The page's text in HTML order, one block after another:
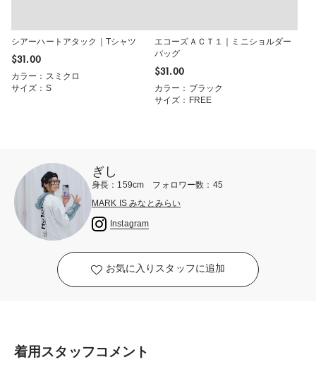
シアーハートアタック｜Tシャツ
$‌31.00
カラー：スミクロ
サイズ：S
エコーズＡＣＴ１｜ミニショルダー
バッグ
$‌31.00
カラー：ブラック
サイズ：FREE
ぎし
身長：159cm フォロワー数：45
MARK IS みなとみらい
Instagram
お気に入りスタッフに追加
着用スタッフコメント